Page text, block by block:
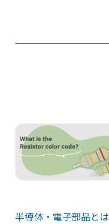
o
半導体・電子部品とは